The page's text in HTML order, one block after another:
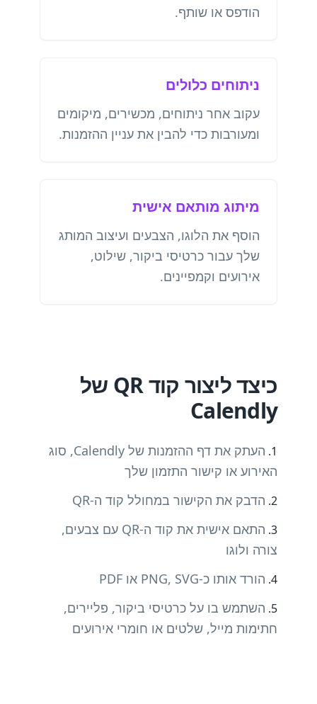
הודפס או שותף.
ניתוחים כלולים
עקוב אחר ניתוחים, מכשירים, מיקומים
ומעורבות כדי להבין את עניין ההזמנות.
מיתוג מותאם אישית
הוסף את הלוגו, הצבעים ועיצוב המותג
שלך עבור כרטיסי ביקור, שילוט,
אירועים וקמפיינים.
כיצד ליצור קוד QR של
Calendly
העתק את דף ההזמנות של Calendly, סוג
האירוע או קישור התזמון שלך
הדבק את הקישור במחולל קוד ה-QR
התאם אישית את קוד ה-QR עם צבעים,
צורה ולוגו
הורד אותו כ-PNG, SVG או PDF
השתמש בו על כרטיסי ביקור, פליירים,
חתימות מייל, שלטים או חומרי אירועים